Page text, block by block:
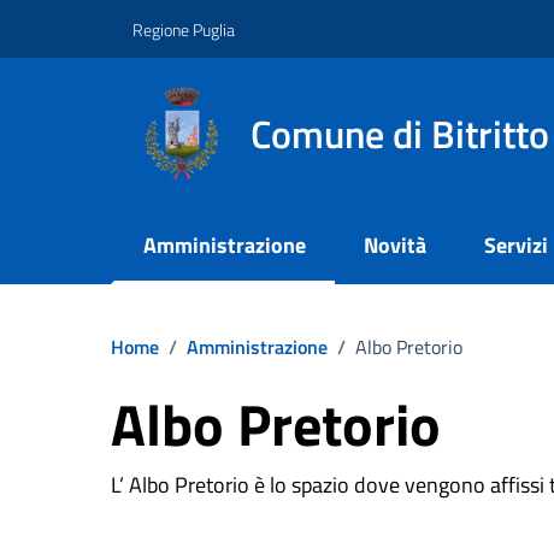
Regione Puglia
Comune di Bitritto
Amministrazione Novità Servizi
Home / Amministrazione / Albo Pretorio
Albo Pretorio
L’ Albo Pretorio è lo spazio dove vengono